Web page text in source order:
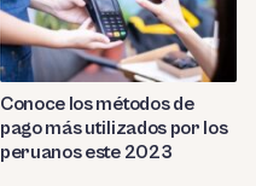
Conoce los métodos de
pago más utilizados por los
peruanos este 2023